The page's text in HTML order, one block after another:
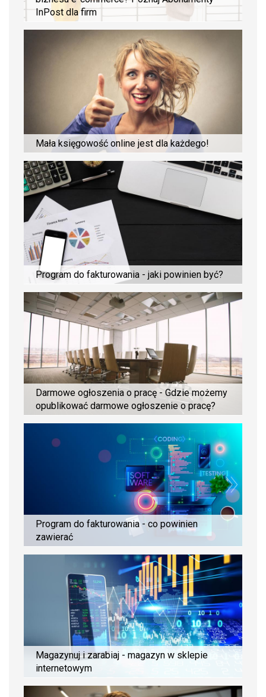
InPost dla firm
Mała księgowość online jest dla każdego!
Program do fakturowania - jaki powinien być?
Darmowe ogłoszenia o pracę - Gdzie możemy
opublikować darmowe ogłoszenie o pracę?
Program do fakturowania - co powinien
zawierać
Magazynuj i zarabiaj - magazyn w sklepie
internetowym